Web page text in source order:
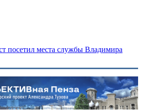
посетил места службы Владимира